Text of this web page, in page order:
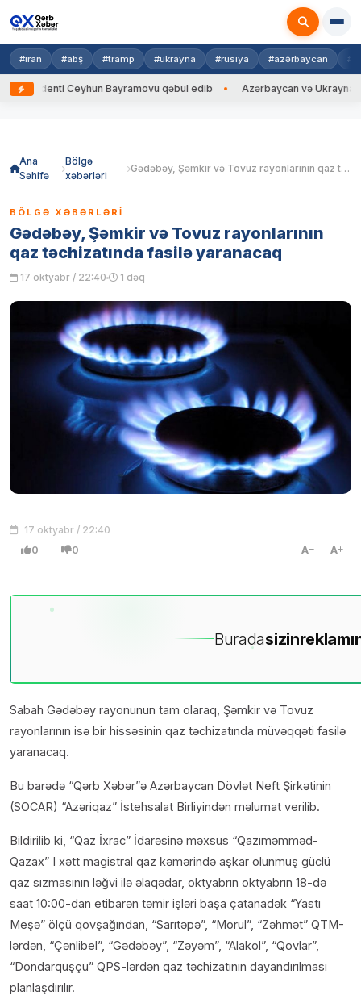
#iran #abş #tramp #ukrayna #rusiya #azərbaycan
Ceyhun Bayramovu qəbul edib Azərbaycan və Ukrayna XİN
Ana
Səhifə
Bölgə
xəbərləri
Gədəbəy, Şəmkir və Tovuz rayonlarının qaz təchizatında fasilə yaranacaq
BÖLGƏ XƏBƏRLƏRI
Gədəbəy, Şəmkir və Tovuz rayonlarının
qaz təchizatında fasilə yaranacaq
17 oktyabr / 22:40 1 dəq
17 oktyabr / 22:40
0 0 A A
Buradasizin
Sabah Gədəbəy rayonunun tam olaraq, Şəmkir və Tovuz
rayonlarının isə bir hissəsinin qaz təchizatında müvəqqəti fasilə
yaranacaq.
Bu barədə “Qərb Xəbər”ə Azərbaycan Dövlət Neft Şirkətinin
(SOCAR) “Azəriqaz” İstehsalat Birliyindən məlumat verilib.
Bildirilib ki, “Qaz İxrac” İdarəsinə məxsus “Qazıməmməd-
Qazax” I xətt magistral qaz kəmərində aşkar olunmuş güclü
qaz sızmasının ləğvi ilə əlaqədar, oktyabrın oktyabrın 18-də
saat 10:00-dan etibarən təmir işləri başa çatanadək “Yastı
Meşə” ölçü qovşağından, “Sarıtəpə”, “Morul”, “Zəhmət” QTM-
lərdən, “Çənlibel”, “Gədəbəy”, “Zəyəm”, “Alakol”, “Qovlar”,
“Dondarquşçu” QPS-lərdən qaz təchizatının dayandırılması
planlaşdırılır.